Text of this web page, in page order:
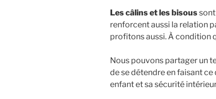
Les câlins et les bisous
renforcent aussi la relation
profitons aussi. À condition
Nous pouvons partager un
de se détendre en faisant
enfant et sa sécurité